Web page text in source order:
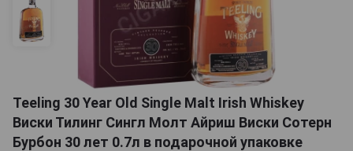
Teeling 30 Year Old Single Malt Irish Whiskey
Виски Тилинг Сингл Молт Айриш Виски Сотерн
Бурбон 30 лет 0.7л в подарочной упаковке